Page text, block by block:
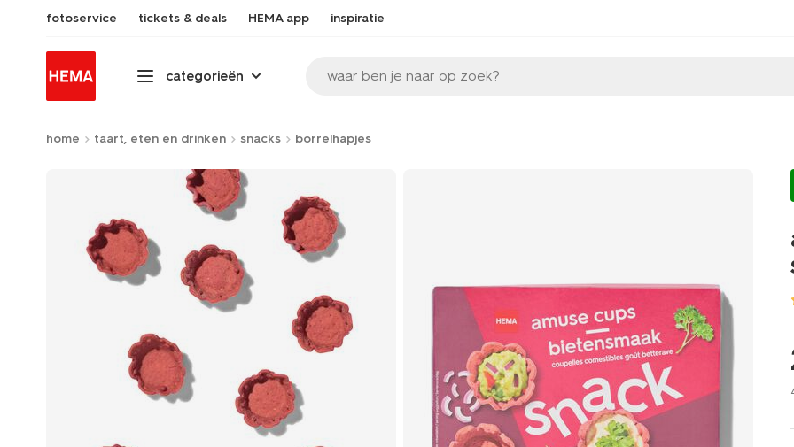
fotoservice tickets & deals HEMA app inspiratie
categorieën waar ben je naar op zoek?
home taart, eten en drinken snacks borrelhapjes